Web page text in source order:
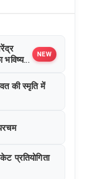
भविष्य
NEW
की स्मृति में
प्रतियोगिता